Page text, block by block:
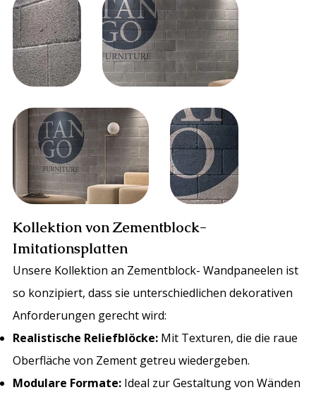
Kollektion von Zementblock-
Imitationsplatten
Unsere Kollektion an Zementblock-Wandpaneelen ist
so konzipiert, dass sie unterschiedlichen dekorativen
Anforderungen gerecht wird:
Realistische Reliefblöcke: Mit Texturen, die die raue
Oberfläche von Zement getreu wiedergeben.
Modulare Formate: Ideal zur Gestaltung von Wänden